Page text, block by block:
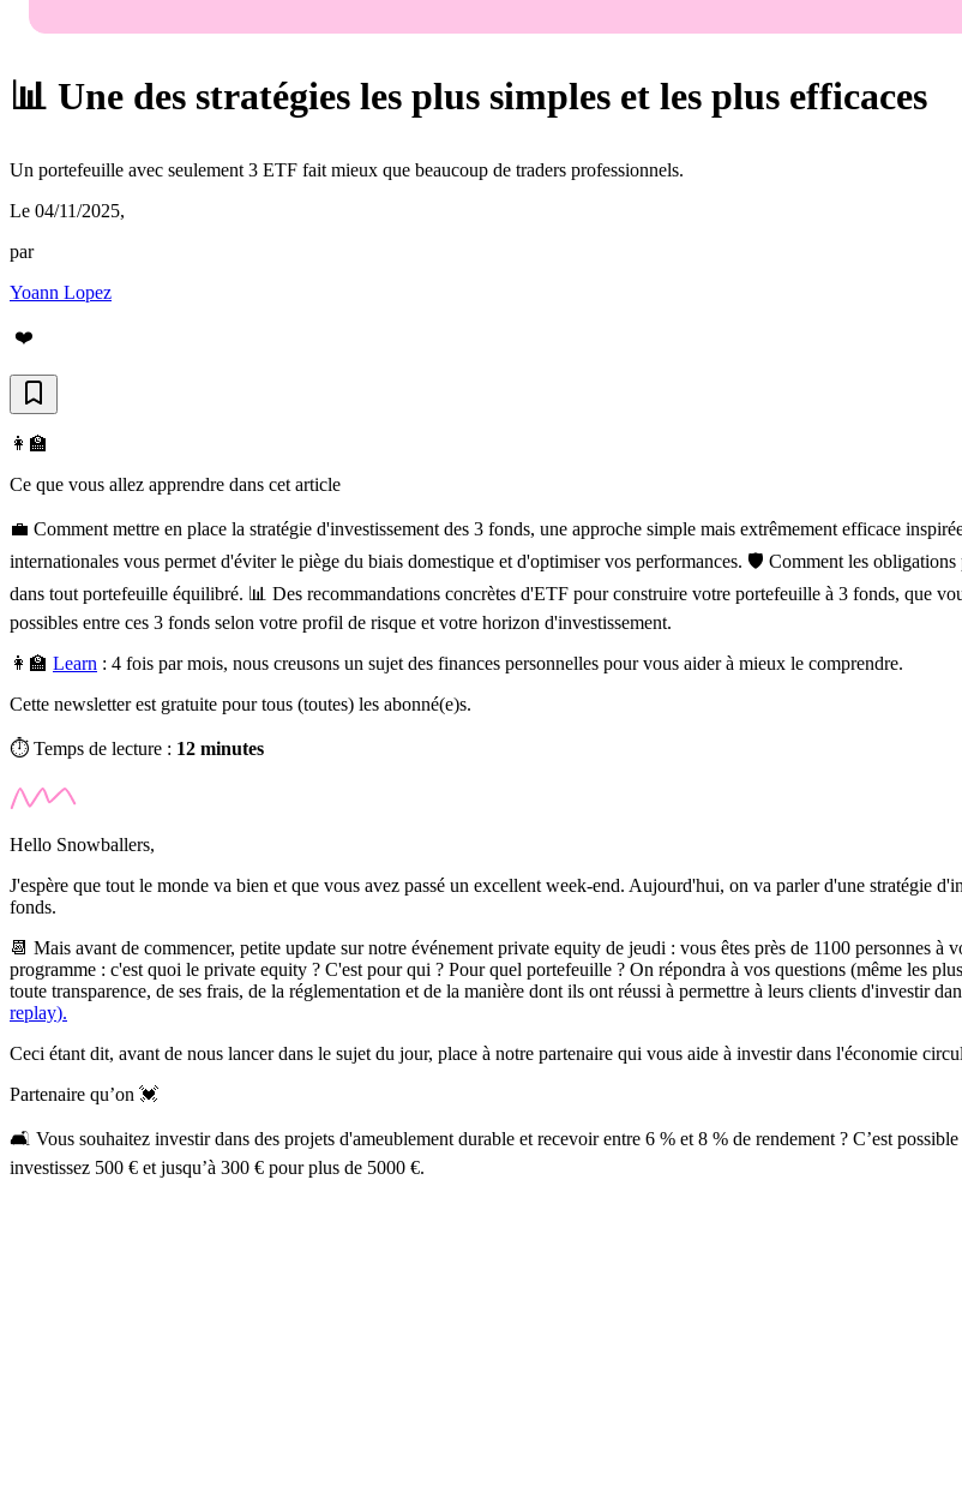
📊 Une des stratégies les plus simples et les plus efficaces
Un portefeuille avec seulement 3 ETF fait mieux que beaucoup de traders professionnels.
Le 04/11/2025,
par
Yoann Lopez
❤️
👩‍🏫
Ce que vous allez apprendre dans cet article
💼 Comment mettre en place la stratégie d'investissement des 3 fonds, une approche simple mais extrêmement efficace
internationales vous permet d'éviter le piège du biais domestique et d'optimiser vos performances. 🛡️ Comment les
dans tout portefeuille équilibré. 📊 Des recommandations concrètes d'ETF pour construire votre portefeuille à 3 fonds, que
possibles entre ces 3 fonds selon votre profil de risque et votre horizon d'investissement.
👩‍🏫 Learn : 4 fois par mois, nous creusons un sujet des finances personnelles pour vous aider à mieux le comprendre.
Cette newsletter est gratuite pour tous (toutes) les abonné(e)s.
⏱️ Temps de lecture : 12 minutes
Hello Snowballers,
J'espère que tout le monde va bien et que vous avez passé un excellent week-end. Aujourd'hui, on va parler d'une stratégie
fonds.
📆 Mais avant de commencer, petite update sur notre événement private equity de jeudi : vous êtes près de 1100 personnes à
programme : c'est quoi le private equity ? C'est pour qui ? Pour quel portefeuille ? On répondra à vos questions (même les
toute transparence, de ses frais, de la réglementation et de la manière dont ils ont réussi à permettre à leurs clients d'investir
replay).
Ceci étant dit, avant de nous lancer dans le sujet du jour, place à notre partenaire qui vous aide à investir dans l'économie
Partenaire qu’on 💓
🛋️ Vous souhaitez investir dans des projets d'ameublement durable et recevoir entre 6 % et 8 % de rendement ? C’est
investissez 500 € et jusqu’à 300 € pour plus de 5000 €.